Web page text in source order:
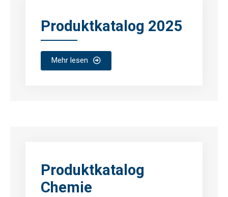
Produktkatalog 2025
Mehr lesen
Produktkatalog
Chemie